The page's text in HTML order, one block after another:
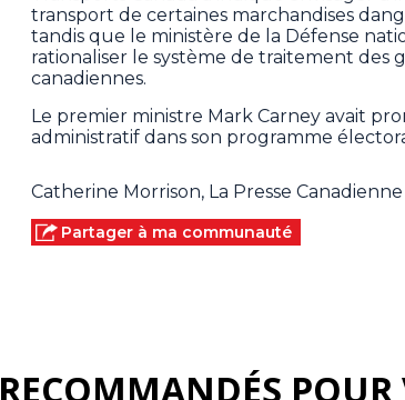
transport de certaines marchandises
tandis que le ministère de la Défense
rationaliser le système de traitement des
canadiennes.
Le premier ministre Mark Carney avait
administratif dans son programme
Catherine Morrison, La Presse Canadienne
Partager à ma communauté
RECOMMANDÉS POUR